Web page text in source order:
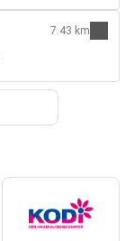
7.43 km